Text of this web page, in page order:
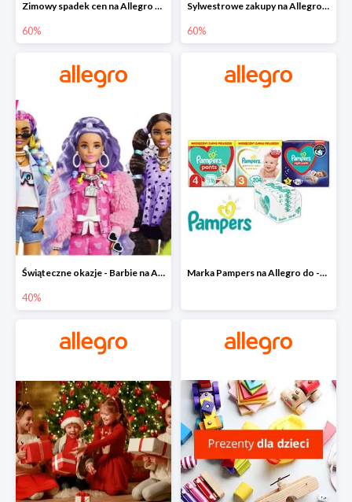
Zimowy spadek cen na Allegro - lalki Barbie do -60%
60%
Sylwestrowe zakupy na Allegro do -60%
60%
Świąteczne okazje - Barbie na Allegro do -40%
40%
Marka Pampers na Allegro do -35%